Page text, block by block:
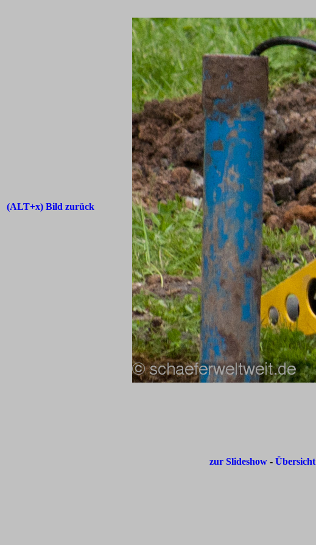
(ALT+x) Bild zurück
zur Slideshow- Übersicht